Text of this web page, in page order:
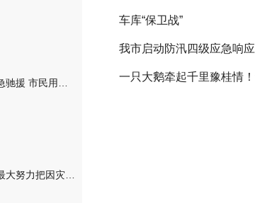
车库“保卫战”
我市启动防汛四级应急响应